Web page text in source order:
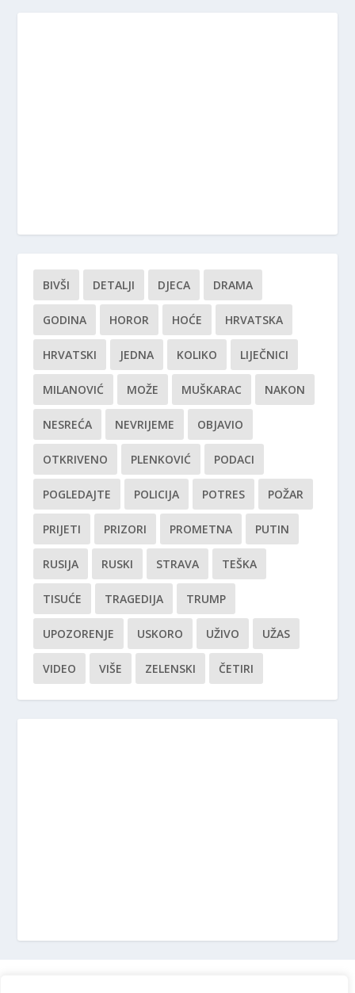
BIVŠI DETALJI DJECA DRAMA
GODINA HOROR HOĆE HRVATSKA
HRVATSKI JEDNA KOLIKO LIJEČNICI
MILANOVIĆ MOŽE MUŠKARAC NAKON
NESREĆA NEVRIJEME OBJAVIO
OTKRIVENO PLENKOVIĆ PODACI
POGLEDAJTE POLICIJA POTRES POŽAR
PRIJETI PRIZORI PROMETNA PUTIN
RUSIJA RUSKI STRAVA TEŠKA
TISUĆE TRAGEDIJA TRUMP
UPOZORENJE USKORO UŽIVO UŽAS
VIDEO VIŠE ZELENSKI ČETIRI